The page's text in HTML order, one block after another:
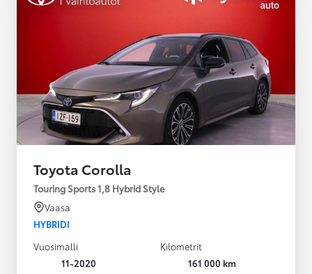
Toyota Corolla
Touring Sports 1,8 Hybrid Style
Vaasa
HYBRIDI
Vuosimalli
11-2020
Kilometrit
161 000 km